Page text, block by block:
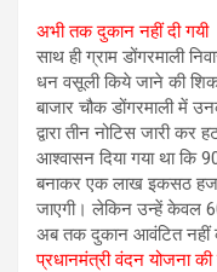
अभी तक दुकान नहीं दी गयी
साथ ही ग्राम डोंगरमाली
धन वसूली किये जाने की
बाजार चौक डोंगरमाली में
द्वारा तीन नोटिस जारी कर
आश्वासन दिया गया था कि
बनाकर एक लाख इकसठ
जाएगी। लेकिन उन्हें केवल
अब तक दुकान आवंटित नहीं
प्रधानमंत्री वंदन योजना की